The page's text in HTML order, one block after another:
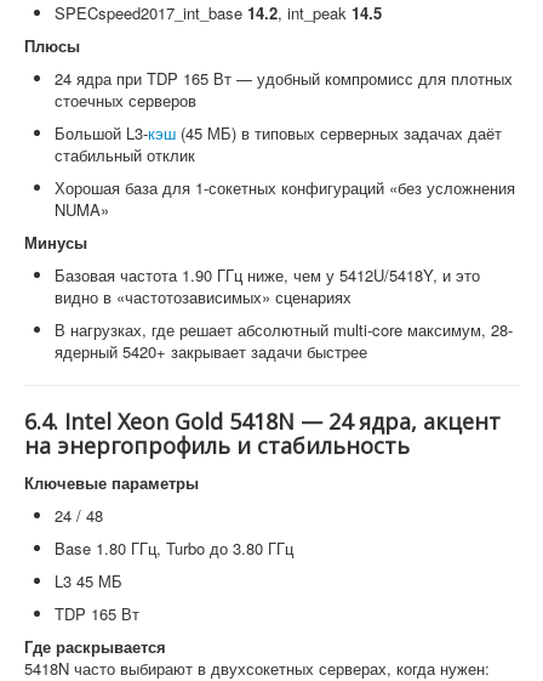
SPECspeed2017_int_base 14.2, int_peak 14.5
Плюсы
24 ядра при TDP 165 Вт — удобный компромисс для плотных
стоечных серверов
Большой L3-кэш (45 МБ) в типовых серверных задачах даёт
стабильный отклик
Хорошая база для 1-сокетных конфигураций «без усложнения
NUMA»
Минусы
Базовая частота 1.90 ГГц ниже, чем у 5412U/5418Y, и это
видно в «частотозависимых» сценариях
В нагрузках, где решает абсолютный multi-core максимум, 28-
ядерный 5420+ закрывает задачи быстрее
6.4. Intel Xeon Gold 5418N — 24 ядра, акцент
на энергопрофиль и стабильность
Ключевые параметры
24 / 48
Base 1.80 ГГц, Turbo до 3.80 ГГц
L3 45 МБ
TDP 165 Вт
Где раскрывается
5418N часто выбирают в двухсокетных серверах, когда нужен: